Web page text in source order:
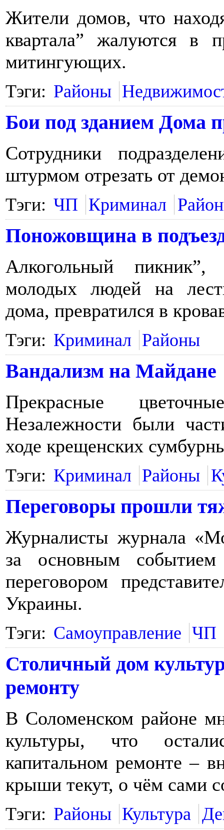
Жители домов, что
квартала” жалуются в
митингующих.
Тэги: Районы
Бои под зданием Дома
Сотрудники
штурмом отрезать от
Тэги: ЧП Криминал
Поножовщина в
Алкогольный пикник”,
молодых людей на
дома, превратился в
Тэги: Криминал Районы
Вандализм на Майдане
Прекрасные
Незалежности были
ходе крещенских
Тэги: Криминал Районы
Переговоры прошли
Журналисты журнала
за основным
переговором
Украины.
Тэги: Самоуправление ЧП
Столичный дом
ремонту
В Соломенском районе
культуры, что
капитальном ремонте –
крыши текут, о чём сами
Тэги: Районы Культура